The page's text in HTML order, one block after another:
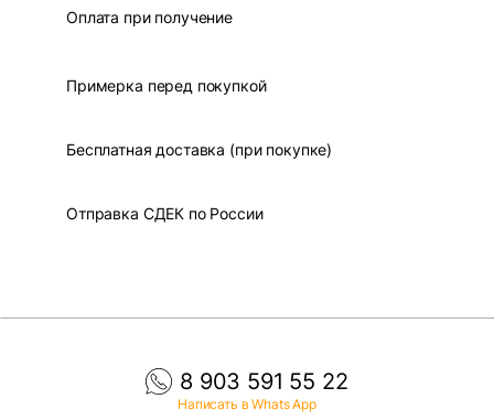
Оплата при получение
Примерка перед покупкой
Бесплатная доставка (при покупке)
Отправка СДЕК по России
8 903 591 55 22
Написать в Whats App